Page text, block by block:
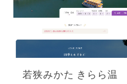
若狭みかた きらら温